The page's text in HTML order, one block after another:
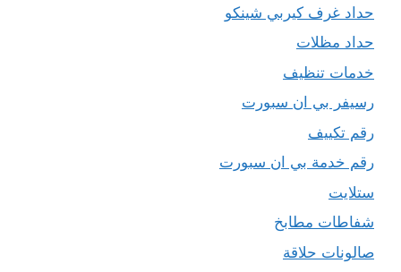
حداد غرف كيربي شينكو
حداد مظلات
خدمات تنظيف
رسيفر بي ان سبورت
رقم تكييف
رقم خدمة بي ان سبورت
ستلايت
شفاطات مطابخ
صالونات حلاقة